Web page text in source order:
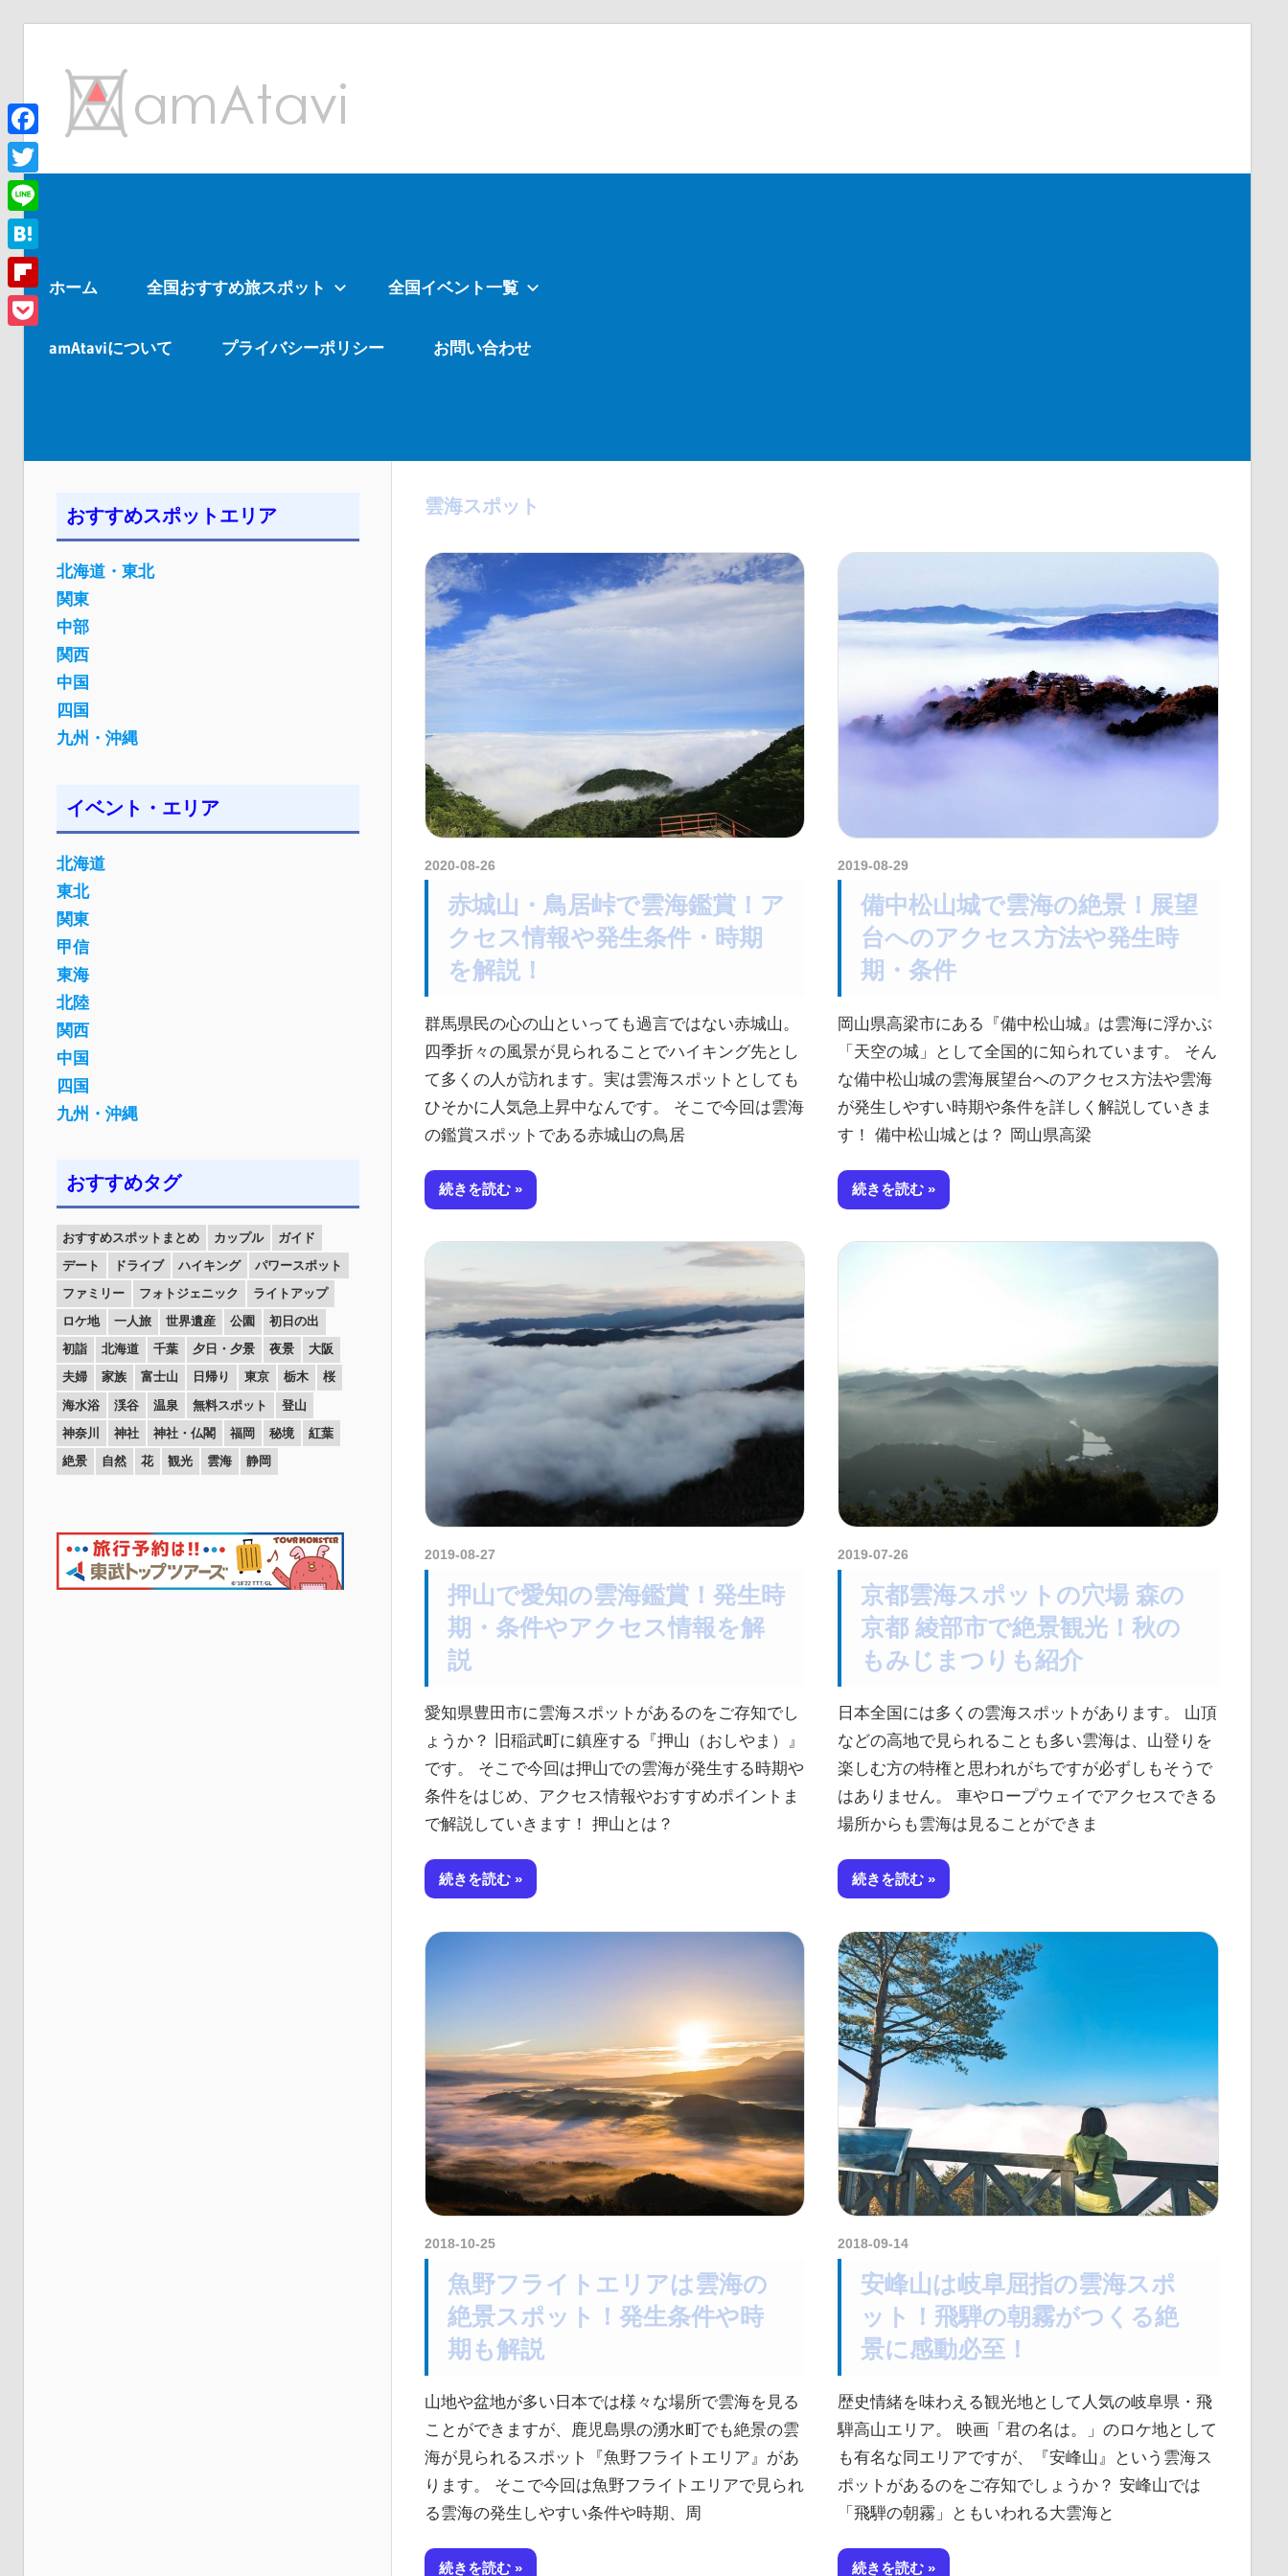
ン
ツ
へ
ス
キ
ッ
プ
を
旅
出
ホーム 全国おすすめ旅スポット 全国イベント一覧
amAtaviについて プライバシーポリシー お問い合わせ
雲海スポット
2020-08-26
赤城山・鳥居峠で雲海鑑賞！ア
クセス情報や発生条件・時期
を解説！
群馬県民の心の山といっても過言ではない赤城山。
四季折々の風景が見られることでハイキング先とし
て多くの人が訪れます。実は雲海スポットとしても
ひそかに人気急上昇中なんです。 そこで今回は雲海
の鑑賞スポットである赤城山の鳥居
続きを読む
2019-08-29kurosuke
備中松山城で雲海の絶景！展望
台へのアクセス方法や発生時
期・条件
岡山県高梁市にある『備中松山城』は雲海に浮かぶ
「天空の城」として全国的に知られています。 そん
な備中松山城の雲海展望台へのアクセス方法や雲海
が発生しやすい時期や条件を詳しく解説していきま
す！ 備中松山城とは？ 岡山県高梁
続きを読む
2019-08-27
押山で愛知の雲海鑑賞！発生時
期・条件やアクセス情報を解
説
愛知県豊田市に雲海スポットがあるのをご存知でし
ょうか？ 旧稲武町に鎮座する『押山（おしやま）』
です。 そこで今回は押山での雲海が発生する時期や
条件をはじめ、アクセス情報やおすすめポイントま
で解説していきます！ 押山とは？
続きを読む
2019-07-26
京都雲海スポットの穴場 森の
京都 綾部市で絶景観光！秋の
もみじまつりも紹介
日本全国には多くの雲海スポットがあります。 山頂
などの高地で見られることも多い雲海は、山登りを
楽しむ方の特権と思われがちですが必ずしもそうで
はありません。 車やロープウェイでアクセスできる
場所からも雲海は見ることができま
続きを読む
2018-10-25kurosuke
魚野フライトエリアは雲海の
絶景スポット！発生条件や時
期も解説
山地や盆地が多い日本では様々な場所で雲海を見る
ことができますが、鹿児島県の湧水町でも絶景の雲
海が見られるスポット『魚野フライトエリア』があ
ります。 そこで今回は魚野フライトエリアで見られ
る雲海の発生しやすい条件や時期、周
続きを読む
2018-09-14kurosuke
安峰山は岐阜屈指の雲海スポ
ット！飛騨の朝霧がつくる絶
景に感動必至！
歴史情緒を味わえる観光地として人気の岐阜県・飛
騨高山エリア。 映画「君の名は。」のロケ地として
も有名な同エリアですが、『安峰山』という雲海ス
ポットがあるのをご存知でしょうか？ 安峰山では
「飛騨の朝霧」ともいわれる大雲海と
続きを読む
おすすめスポットエリア
北海道・東北
関東
中部
関西
中国
四国
九州・沖縄
イベント・エリア
北海道
東北
関東
甲信
東海
北陸
関西
中国
四国
九州・沖縄
おすすめタグ
おすすめスポットまとめ カップル
ガイド
デート
ドライブ ハイキング
パワースポット
ファミリー
フォトジェニック
ライトアップ
ロケ地
一人旅 世界遺産 公園
初日の出
初詣
北海道 千葉 夕日・夕景 夜景
大阪
夫婦
家族 富士山 日帰り 東京 栃木
桜
海水浴
渓谷 温泉 無料スポット
登山
神奈川
神社 神社・仏閣 福岡 秘境
紅葉
絶景
自然 花 観光 雲海 静岡
Facebook
Twitter
Line
Hatena
Flipboard
Pocket